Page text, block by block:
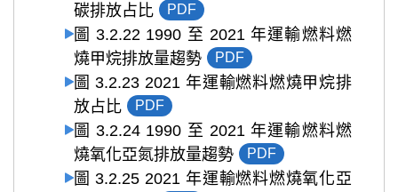
碳排放占比
PDF
圖 3.2.22 1990 至 2021 年運輸燃料燃
燒甲烷排放量趨勢
PDF
圖 3.2.23 2021 年運輸燃料燃燒甲烷排
放占比
PDF
圖 3.2.24 1990 至 2021 年運輸燃料燃
燒氧化亞氮排放量趨勢
PDF
圖 3.2.25 2021 年運輸燃料燃燒氧化亞